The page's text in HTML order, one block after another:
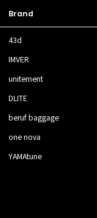
Brand
43d
IMVER
unitement
DLITE
beruf baggage
one nova
YAMAtune